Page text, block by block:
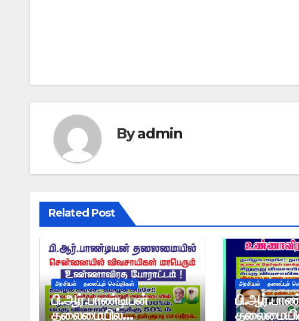
Byadmin
Related Post
அரசியல் தலைப்புச் செய்திகள்
பி.ஆர்.பாண்டியன்
தலைமையில்
அரசியல் தலைப்புச்